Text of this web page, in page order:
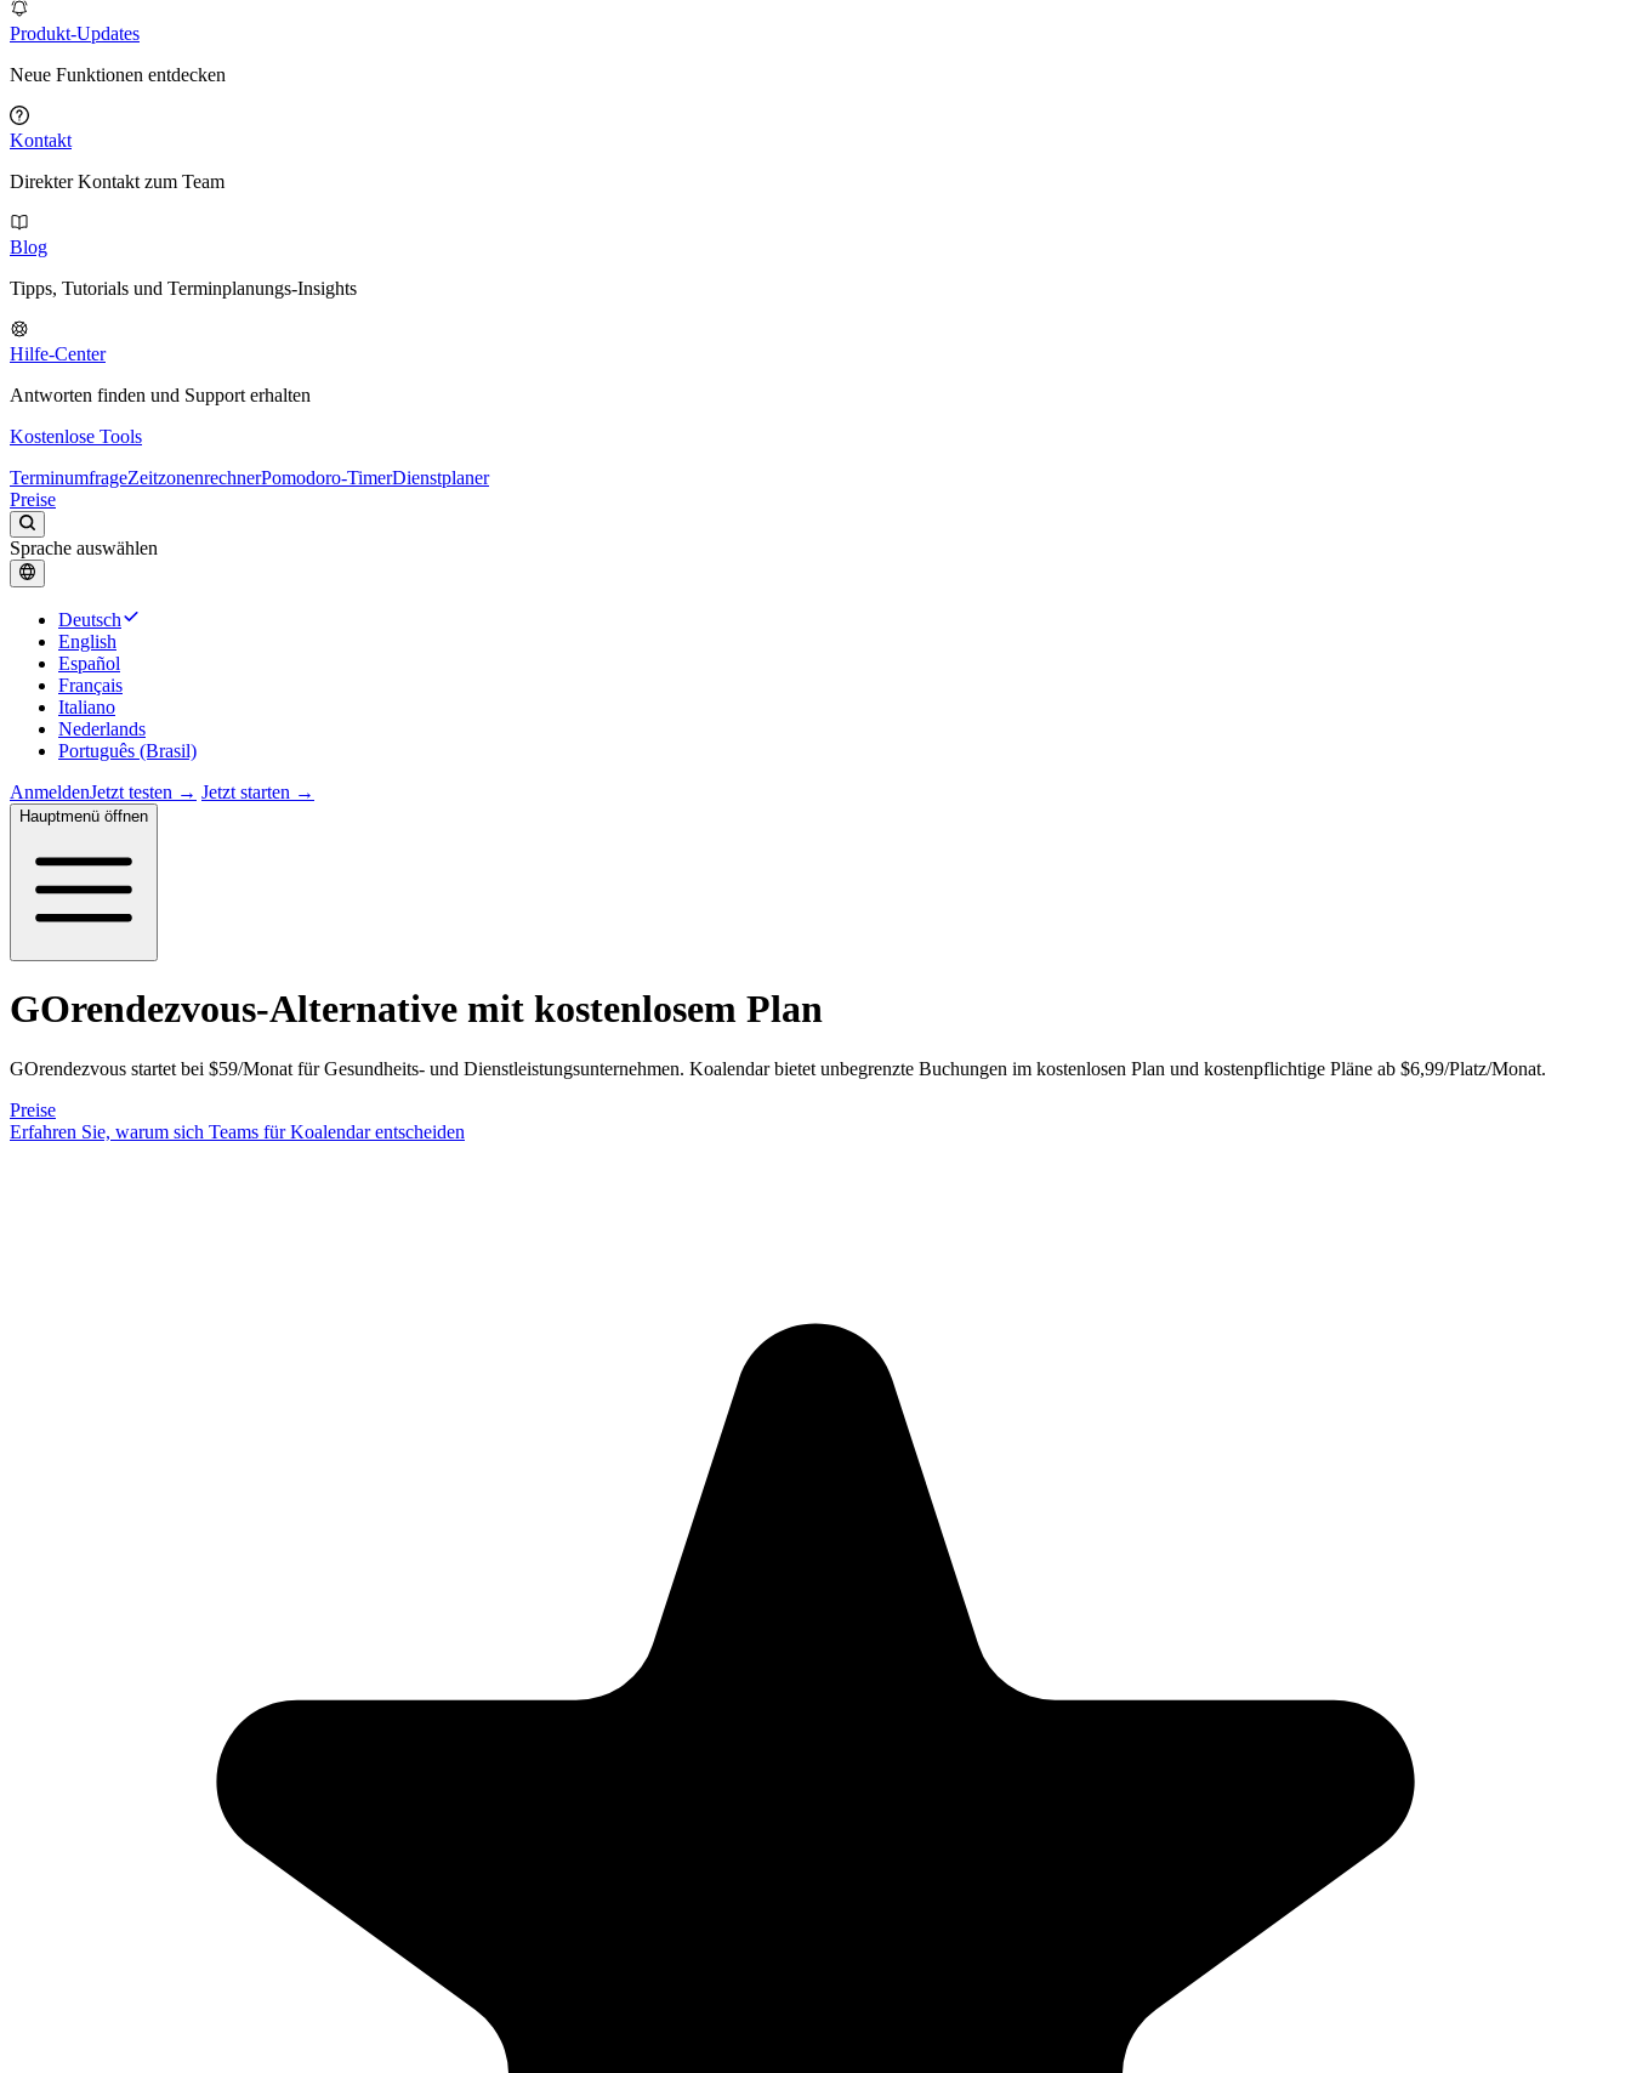
Produkt-Updates
Neue Funktionen entdecken
Kontakt
Direkter Kontakt zum Team
Blog
Tipps, Tutorials und Terminplanungs-Insights
Hilfe-Center
Antworten finden und Support erhalten
Kostenlose Tools
TerminumfrageZeitzonenrechnerPomodoro-TimerDienstplaner
Preise
Sprache auswählen
Deutsch
English
Español
Français
Italiano
Nederlands
Português (Brasil)
AnmeldenJetzt testen → Jetzt starten →
Hauptmenü öffnen
GOrendezvous-Alternative mit kostenlosem Plan
GOrendezvous startet bei $59/Monat für Gesundheits- und Dienstleistungsunternehmen. Koalendar bietet unbegrenzte Buchungen im kostenlosen Plan und kostenpflichtige Pläne ab $6,99/Platz/Monat.
Preise
Erfahren Sie, warum sich Teams für Koalendar entscheiden